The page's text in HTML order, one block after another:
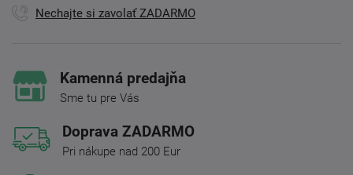
Nechajte si zavolať ZADARMO
Kamenná predajňa
Sme tu pre Vás
Doprava ZADARMO
Pri nákupe nad 200 Eur